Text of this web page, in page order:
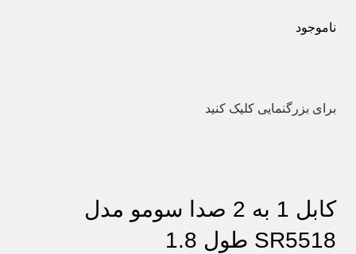
ناموجود
برای بزرگنمایی کلیک کنید
کابل 1 به 2 صدا سومو مدل
SR5518 طول 1.8